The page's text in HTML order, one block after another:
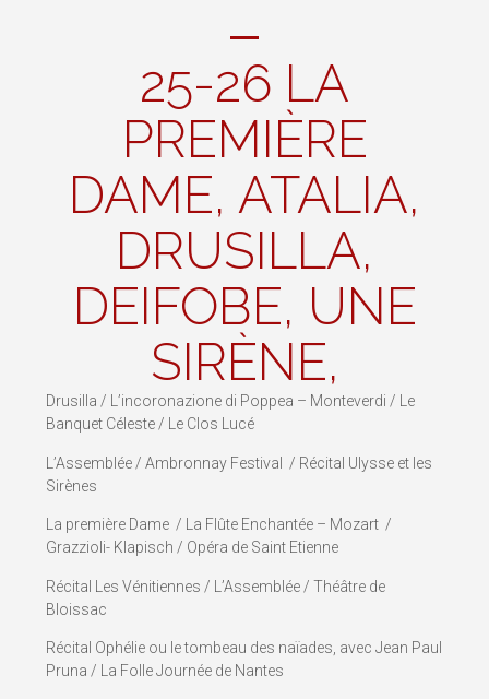
25-26 LA
PREMIÈRE
DAME, ATALIA,
DRUSILLA,
DEIFOBE, UNE
SIRÈNE,
Drusilla / L’incoronazione di Poppea – Monteverdi / Le
Banquet Céleste / Le Clos Lucé
L’Assemblée / Ambronnay Festival / Récital Ulysse et les
Sirènes
La première Dame / La Flûte Enchantée – Mozart /
Grazzioli- Klapisch / Opéra de Saint Etienne
Récital Les Vénitiennes / L’Assemblée / Théâtre de
Bloissac
Récital Ophélie ou le tombeau des naïades, avec Jean Paul
Pruna / La Folle Journée de Nantes